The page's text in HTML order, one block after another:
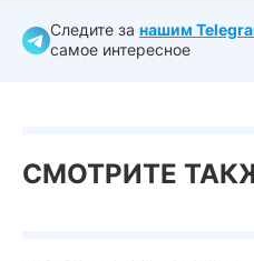
Следите за нашим
самое интересное
СМОТРИТЕ